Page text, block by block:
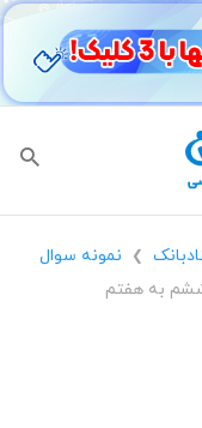
❯
نمونه سوال
به هفتم